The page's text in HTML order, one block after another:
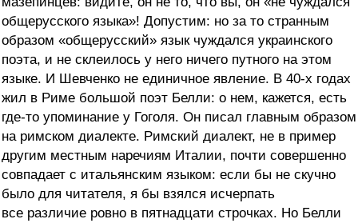
общерусского языка»! Допустим: но за то странным
образом «общерусский» язык чуждался украинского
поэта, и не склеилось у него ничего путного на этом
языке. И Шевченко не единичное явление. В 40-х годах
жил в Риме большой поэт Белли: о нем, кажется, есть
где-то упоминание у Гоголя. Он писал главным образом
на римском диалекте. Римский диалект, не в пример
другим местным наречиям Италии, почти совершенно
совпадает с итальянским языком: если бы не скучно
было для читателя, я бы взялся исчерпать
все различие ровно в пятнадцати строчках. Но Белли